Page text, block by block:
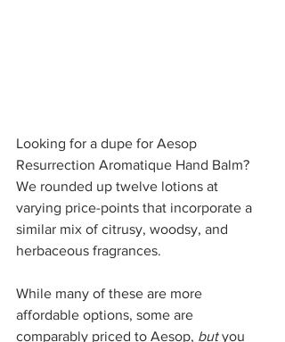
Looking for a dupe for Aesop
Resurrection Aromatique Hand Balm?
We rounded up twelve lotions at
varying price-points that incorporate a
similar mix of citrusy, woodsy, and
herbaceous fragrances.
While many of these are more
affordable options, some are
comparably priced to Aesop, but you